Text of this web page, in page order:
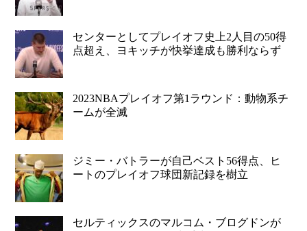
センターとしてプレイオフ史上2人目の50得
点超え、ヨキッチが快挙達成も勝利ならず
2023NBAプレイオフ第1ラウンド：動物系チ
ームが全滅
ジミー・バトラーが自己ベスト56得点、ヒ
ートのプレイオフ球団新記録を樹立
セルティックスのマルコム・ブログドンが